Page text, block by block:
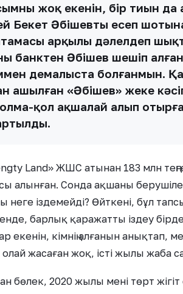
жоқ екенін, бір тиын
Бекет Әбішевтың есеп
арқылы дәлелдеп
банктен Әбішев шешіп
демалыста болғанмын.
ашылған «Әбішев» жеке
қол ақшалай алып
Land» ЖШС атынан 183 млн
алынған. Сонда ақшаны
неге іздемейді? Өйткені, бұл
барлық қаражатты іздеу
екенін, кімнің алғанын анықтап,
жасаған жоқ, істі жылы жаба
бөлек, 2020 жылы мені төрт